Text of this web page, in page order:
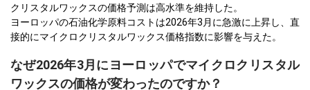
クリスタルワックスの価格予測は高水準を維持した。
ヨーロッパの石油化学原料コストは2026年3月に急激に上昇し、直
接的にマイクロクリスタルワックス価格指数に影響を与えた。
なぜ2026年3月にヨーロッパでマイクロクリスタル
ワックスの価格が変わったのですか？